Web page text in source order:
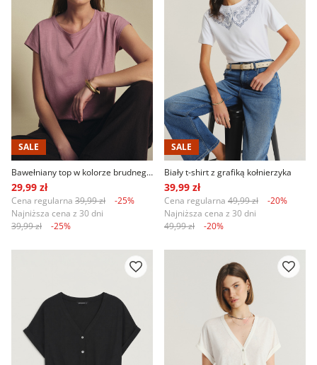
SALE
Bawełniany top w kolorze brudnego różu
29,99 zł
Cena regularna 39,99 zł
-25%
Najniższa cena z 30 dni
39,99 zł
-25%
SALE
Biały t-shirt z grafiką kołnierzyka
39,99 zł
Cena regularna 49,99 zł
-20%
Najniższa cena z 30 dni
49,99 zł
-20%